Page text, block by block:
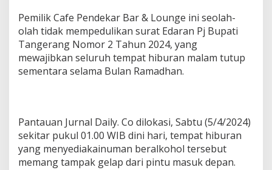
r
p
o
n
g
Pemilik Cafe Pendekar Bar & Lounge ini seolah-
olah tidak mempedulikan surat Edaran Pj Bupati
Tangerang Nomor 2 Tahun 2024, yang
mewajibkan seluruh tempat hiburan malam tutup
sementara selama Bulan Ramadhan.
Pantauan Jurnal Daily. Co dilokasi, Sabtu (5/4/2024)
sekitar pukul 01.00 WIB dini hari, tempat hiburan
yang menyediakainuman beralkohol tersebut
memang tampak gelap dari pintu masuk depan.